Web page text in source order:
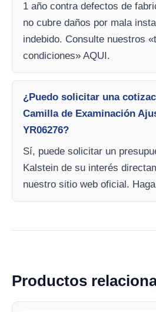
1 año contra defectos de
no cubre daños por mala
indebido. Consulte nuestros
condiciones» AQUI.
¿Puedo solicitar una
Camilla de Examinación
YR06276?
Sí, puede solicitar un
Kalstein de su interés
nuestro sitio web oficial.
Productos